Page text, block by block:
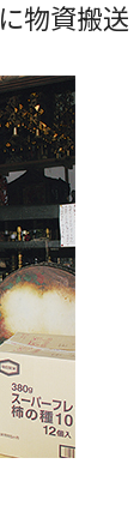
物資搬送